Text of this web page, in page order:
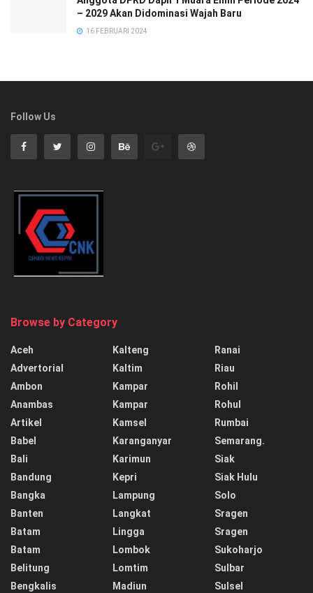
– 2029 Akan Didominasi Wajah Baru
16 FEBRUARI 2024
Follow Us
Browse by Category
Aceh
Advertorial
Ambon
Anambas
Artikel
Babel
Bali
Bandung
Bangka
Banten
Batam
Batam
Belitung
Bengkalis
Kalteng
Kaltim
Kampar
Kampar
Kamsel
Karanganyar
Karimun
Kepri
Lampung
Langkat
Lingga
Lombok
Lomtim
Madiun
Ranai
Riau
Rohil
Rohul
Rumbai
Semarang.
Siak
Siak Hulu
Solo
Sragen
Sragen
Sukoharjo
Sulbar
Sulsel